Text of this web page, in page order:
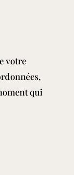
votre
qui